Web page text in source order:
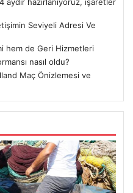
Seviyeli Adresi Ve
hem de Geri Hizmetleri
nasıl oldu?
Maç Önizlemesi ve